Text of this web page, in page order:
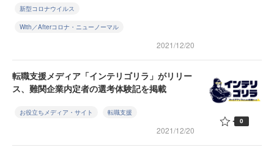
新型コロナウイルス
With／Afterコロナ・ニューノーマル
2021/12/20
転職支援メディア「インテリゴリラ」がリリー
ス、難関企業内定者の選考体験記を掲載
お役立ちメディア・サイト 転職支援
2021/12/20
0